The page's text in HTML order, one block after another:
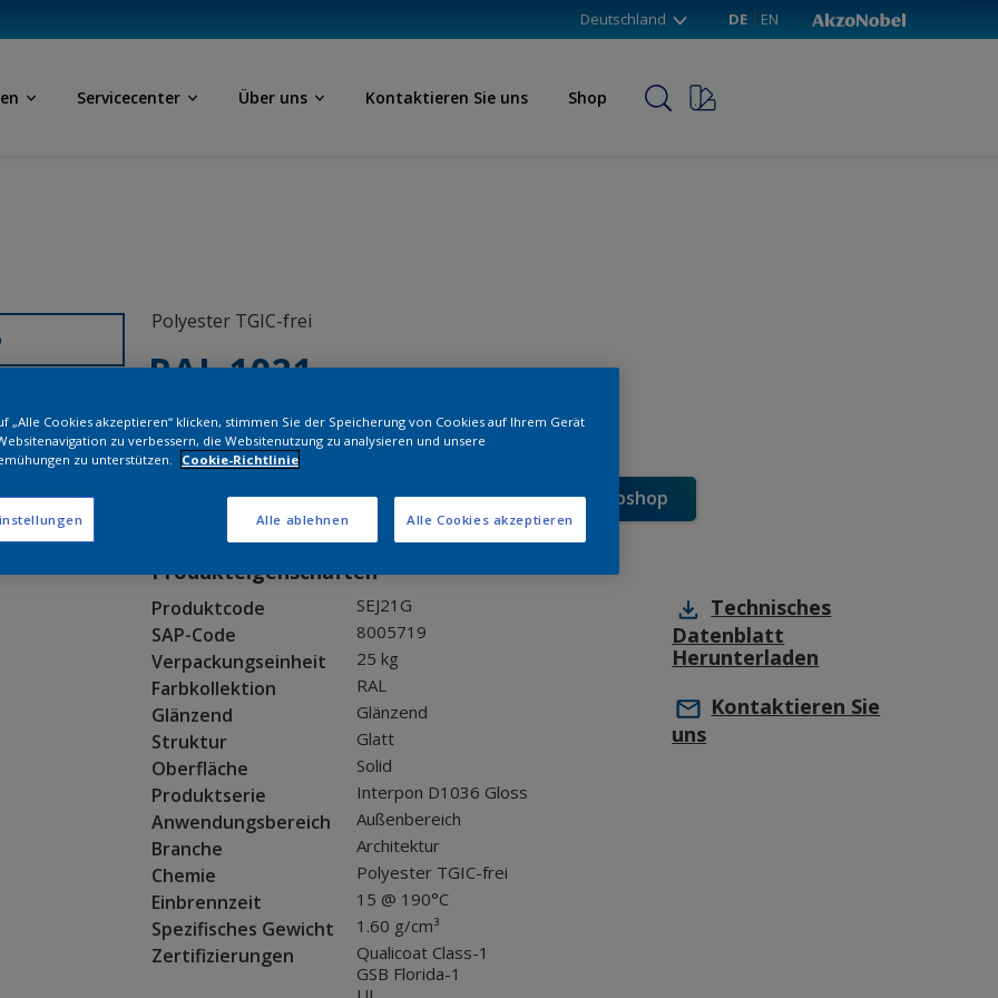
Deutschland DE EN
Servicecenter Über uns Kontaktieren Sie uns Shop
Polyester TGIC-frei
RAL 1021
SEJ21G
Muster bestellen Bestellen Sie direkt im Webshop
Produkteigenschaften
Produktcode SEJ21G
SAP-Code 8005719
Verpackungseinheit 25 kg
Farbkollektion RAL
Glänzend Glänzend
Struktur Glatt
Oberfläche Solid
Produktserie Interpon D1036 Gloss
Anwendungsbereich Außenbereich
Branche Architektur
Chemie Polyester TGIC-frei
Einbrennzeit 15 @ 190°C
Spezifisches Gewicht 1.60 g/cm³
Zertifizierungen
Qualicoat Class-1
GSB Florida-1
Technisches
Datenblatt
Herunterladen
Kontaktieren Sie
uns
„Alle Cookies akzeptieren“ klicken, stimmen Sie der Speicherung von Cookies auf Ihrem Gerät
zu verbessern, die Websitenutzung zu analysieren und unsere
zu unterstützen.
Cookie-Richtlinie
Alle ablehnen Alle Cookies akzeptieren